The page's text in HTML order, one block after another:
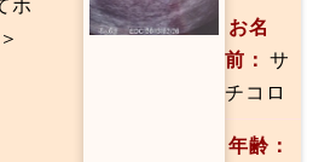
お名
前： サ
チコロ
年齢：